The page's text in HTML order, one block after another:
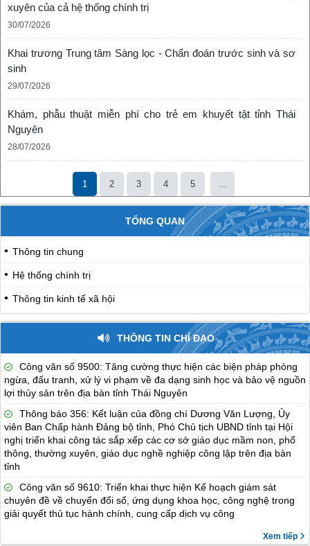
xuyên của cả hệ thống chính trị
30/07/2026
Khai trương Trung tâm Sàng lọc - Chẩn đoán trước sinh và sơ
sinh
29/07/2026
Khám, phẫu thuật miễn phí cho trẻ em khuyết tật tỉnh Thái
Nguyên
28/07/2026
1 2 3 4 5
TỔNG QUAN
Thông tin chung
Hệ thống chính trị
Thông tin kinh tế xã hội
THÔNG TIN CHỈ ĐẠO
Công văn số 9500: Tăng cường thực hiện các biện pháp phòng
ngừa, đấu tranh, xử lý vi phạm về đa dạng sinh học và bảo vệ nguồn
lợi thủy sản trên địa bàn tỉnh Thái Nguyên
Thông báo 356: Kết luận của đồng chí Dương Văn Lượng, Ủy
viên Ban Chấp hành Đảng bộ tỉnh, Phó Chủ tịch UBND tỉnh tại Hội
nghị triển khai công tác sắp xếp các cơ sở giáo dục mầm non, phổ
thông, thường xuyên, giáo dục nghề nghiệp công lập trên địa bàn
tỉnh
Công văn số 9610: Triển khai thực hiện Kế hoạch giám sát
chuyên đề về chuyển đổi số, ứng dụng khoa học, công nghệ trong
giải quyết thủ tục hành chính, cung cấp dịch vụ công
Xem tiếp